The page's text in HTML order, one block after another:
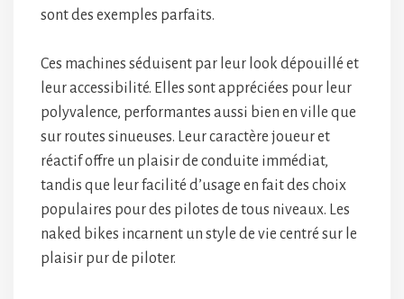
sont des exemples parfaits.
Ces machines séduisent par leur look dépouillé et
leur accessibilité. Elles sont appréciées pour leur
polyvalence, performantes aussi bien en ville que
sur routes sinueuses. Leur caractère joueur et
réactif offre un plaisir de conduite immédiat,
tandis que leur facilité d’usage en fait des choix
populaires pour des pilotes de tous niveaux. Les
naked bikes incarnent un style de vie centré sur le
plaisir pur de piloter.